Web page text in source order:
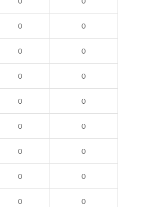
0 0
0 0
0 0
0 0
0 0
0 0
0 0
0 0